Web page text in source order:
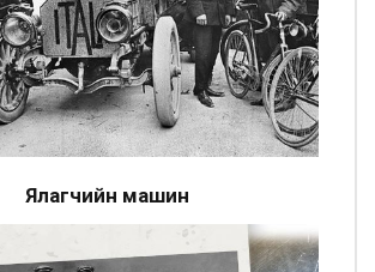
Ялагчийн машин